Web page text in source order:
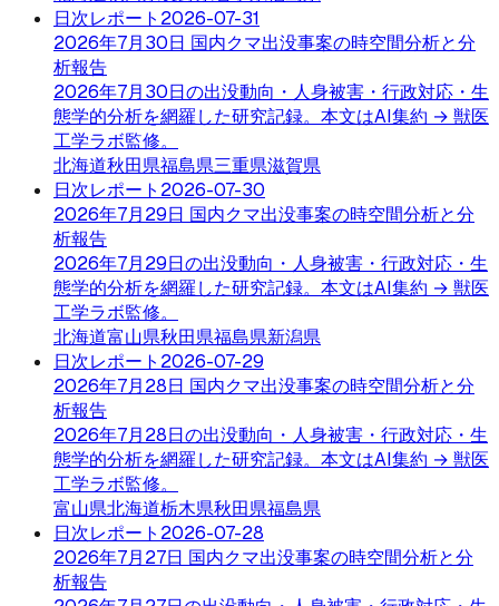
日次レポート 2026-07-31
2026年7月30日 国内クマ出没事案の時空間分析と分
析報告
2026年7月30日の出没動向・人身被害・行政対応・生
態学的分析を網羅した研究記録。本文はAI集約 → 獣医
工学ラボ監修。
北海道秋田県福島県三重県滋賀県
日次レポート 2026-07-30
2026年7月29日 国内クマ出没事案の時空間分析と分
析報告
2026年7月29日の出没動向・人身被害・行政対応・生
態学的分析を網羅した研究記録。本文はAI集約 → 獣医
工学ラボ監修。
北海道富山県秋田県福島県新潟県
日次レポート 2026-07-29
2026年7月28日 国内クマ出没事案の時空間分析と分
析報告
2026年7月28日の出没動向・人身被害・行政対応・生
態学的分析を網羅した研究記録。本文はAI集約 → 獣医
工学ラボ監修。
富山県北海道栃木県秋田県福島県
日次レポート 2026-07-28
2026年7月27日 国内クマ出没事案の時空間分析と分
析報告